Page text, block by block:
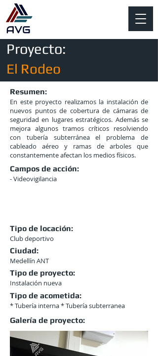
Proyecto:
El Rodeo
Resumen:
En este proyecto realizamos la instalación de
nuevos puntos de cobertura de cámaras de
seguridad en lugares estratégicos. Además se
mejora algunos tramos críticos resolviendo
con tubería subterránea el problema de
cableado aéreo y ramas de arboles que
constantemente afectan los medios físicos.
Campos de acción:
- Videovigilancia
Tipo de locación:
Club deportivo
Ciudad:
Medellín ANT
Tipo de proyecto:
Instalación nueva
Tipo de acometida:
* Tubería interna * Tubería subterranea
Galería de proyecto: